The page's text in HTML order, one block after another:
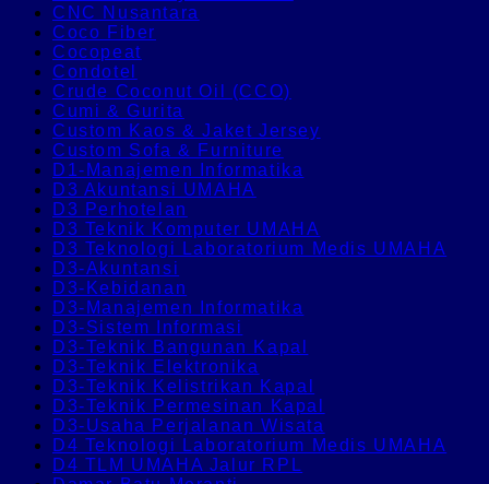
CNC Nusantara
Coco Fiber
Cocopeat
Condotel
Crude Coconut Oil (CCO)
Cumi & Gurita
Custom Kaos & Jaket Jersey
Custom Sofa & Furniture
D1-Manajemen Informatika
D3 Akuntansi UMAHA
D3 Perhotelan
D3 Teknik Komputer UMAHA
D3 Teknologi Laboratorium Medis UMAHA
D3-Akuntansi
D3-Kebidanan
D3-Manajemen Informatika
D3-Sistem Informasi
D3-Teknik Bangunan Kapal
D3-Teknik Elektronika
D3-Teknik Kelistrikan Kapal
D3-Teknik Permesinan Kapal
D3-Usaha Perjalanan Wisata
D4 Teknologi Laboratorium Medis UMAHA
D4 TLM UMAHA Jalur RPL